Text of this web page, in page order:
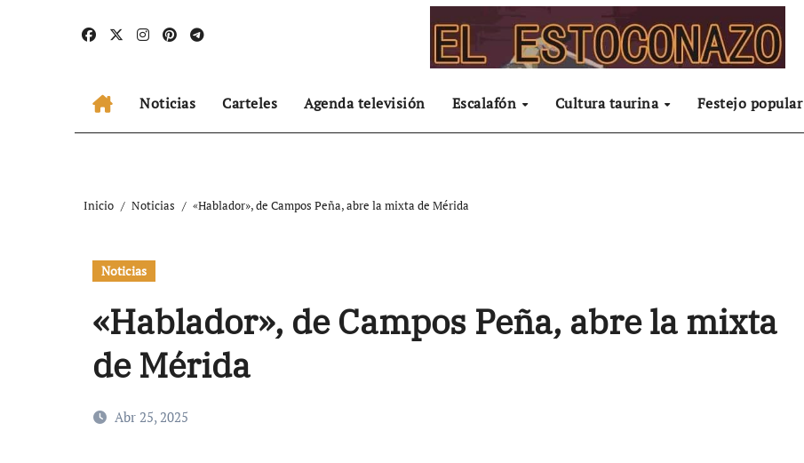
Noticias Carteles Agenda televisión Escalafón Cultura taurina Festejo popular
Inicio Noticias «Hablador», de Campos Peña, abre la mixta de Mérida
Noticias
«Hablador», de Campos Peña, abre la mixta
de Mérida
Abr 25, 2025